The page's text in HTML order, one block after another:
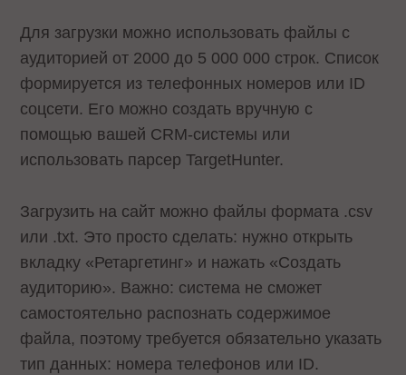
Для загрузки можно использовать файлы с
аудиторией от 2000 до 5 000 000 строк. Список
формируется из телефонных номеров или ID
соцсети. Его можно создать вручную с
помощью вашей CRM-системы или
использовать парсер TargetHunter.
Загрузить на сайт можно файлы формата .csv
или .txt. Это просто сделать: нужно открыть
вкладку «Ретаргетинг» и нажать «Создать
аудиторию». Важно: система не сможет
самостоятельно распознать содержимое
файла, поэтому требуется обязательно указать
тип данных: номера телефонов или ID.